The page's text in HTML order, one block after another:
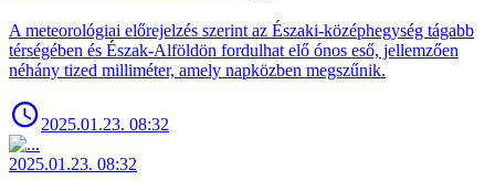
A meteorológiai előrejelzés szerint az Északi-középhegység tágabb
térségében és Észak-Alföldön fordulhat elő ónos eső, jellemzően
néhány tized milliméter, amely napközben megszűnik.
2025.01.23. 08:32
2025.01.23. 08:32